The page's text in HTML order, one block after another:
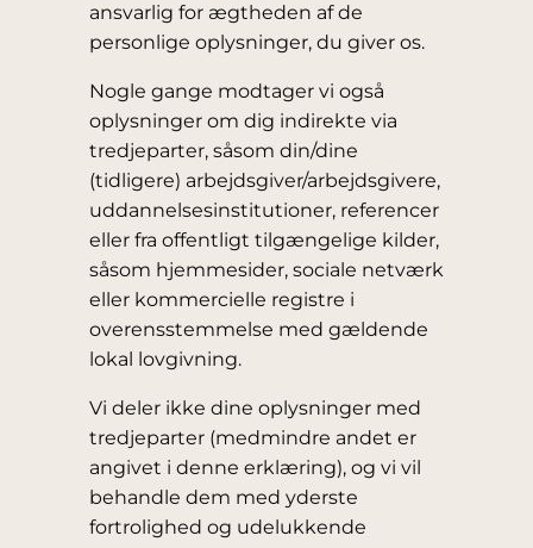
ansvarlig for ægtheden af de
personlige oplysninger, du giver os.
Nogle gange modtager vi også
oplysninger om dig indirekte via
tredjeparter, såsom din/dine
(tidligere) arbejdsgiver/arbejdsgivere,
uddannelsesinstitutioner, referencer
eller fra offentligt tilgængelige kilder,
såsom hjemmesider, sociale netværk
eller kommercielle registre i
overensstemmelse med gældende
lokal lovgivning.
Vi deler ikke dine oplysninger med
tredjeparter (medmindre andet er
angivet i denne erklæring), og vi vil
behandle dem med yderste
fortrolighed og udelukkende